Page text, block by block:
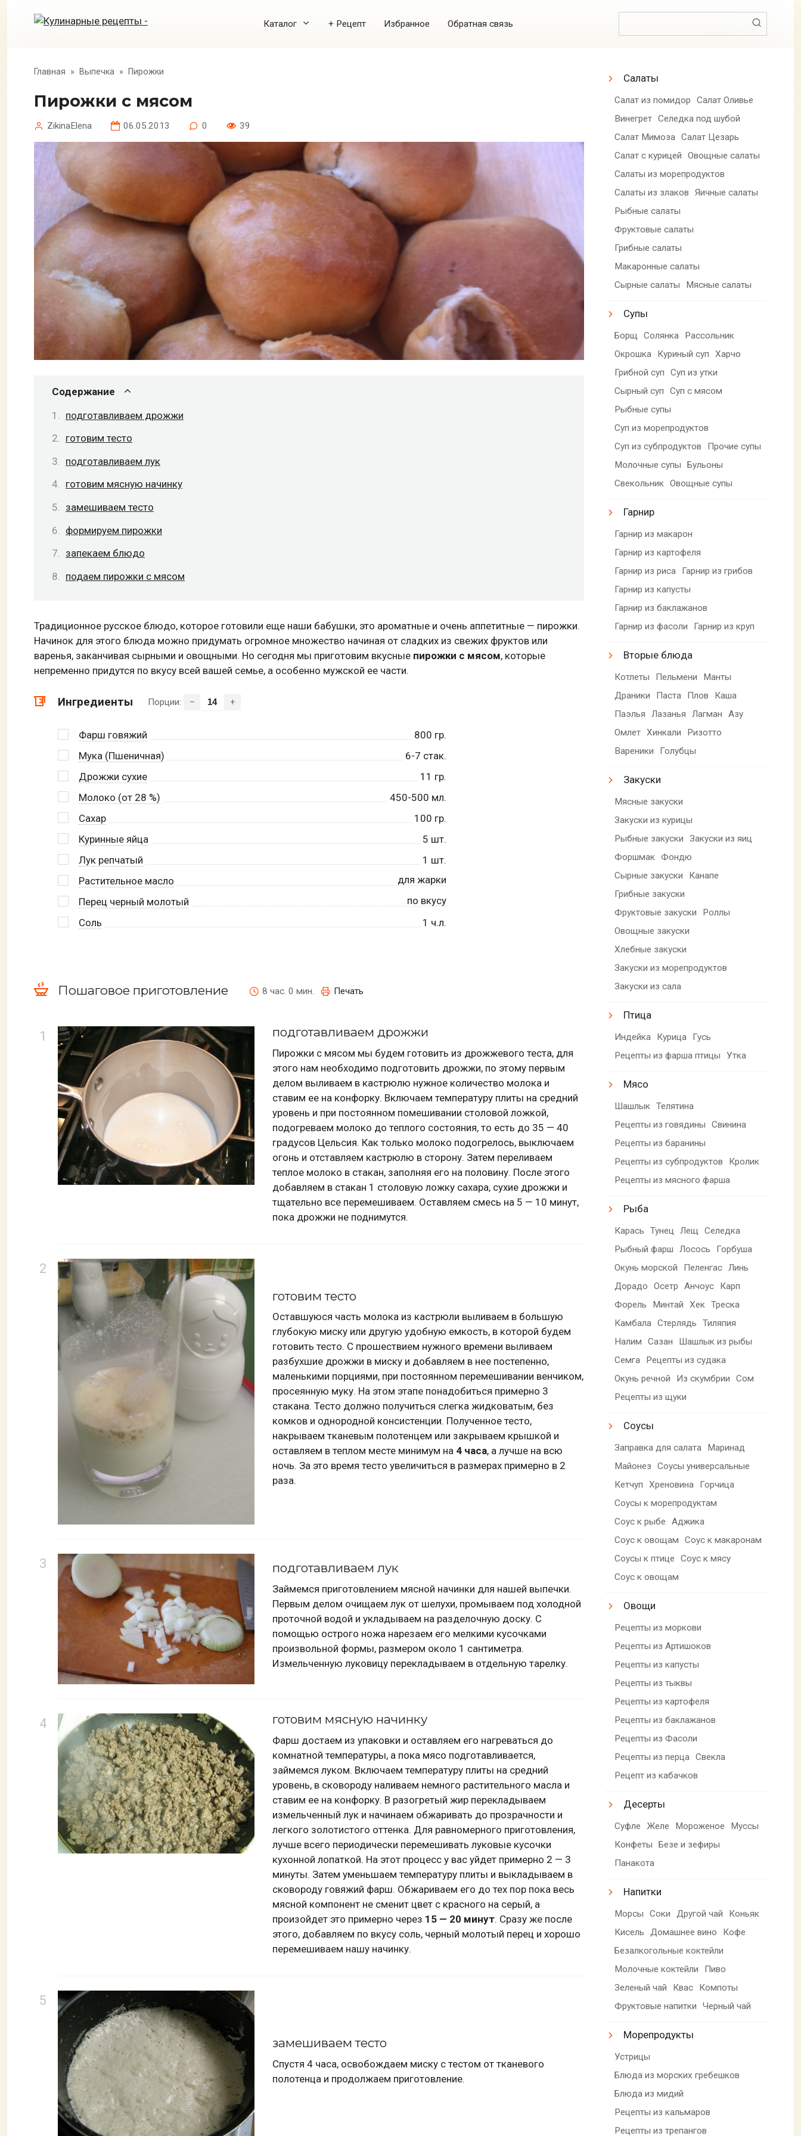
Каталог + Рецепт Избранное Обратная связь
Главная » Выпечка » Пирожки
Пирожки с мясом
ZikinaElena 06.05.2013 0 39
Содержание
подготавливаем дрожжи
готовим тесто
подготавливаем лук
готовим мясную начинку
замешиваем тесто
формируем пирожки
запекаем блюдо
подаем пирожки с мясом
Традиционное русское блюдо, которое готовили еще наши бабушки, это ароматные и очень аппетитные — пирожки.
Начинок для этого блюда можно придумать огромное множество начиная от сладких из свежих фруктов или
варенья, заканчивая сырными и овощными. Но сегодня мы приготовим вкусные пирожки с мясом, которые
непременно придутся по вкусу всей вашей семье, а особенно мужской ее части.
Ингредиенты Порции: – +
Фарш говяжий 800 гр.
Мука (Пшеничная)
6-7 стак.
Дрожжи сухие
11 гр.
Молоко (от 28 %)
450-500 мл.
Сахар
100 гр.
Куринные яйца
5 шт.
Лук репчатый
1 шт.
Растительное масло
для жарки
Перец черный молотый
по вкусу
Соль
1 ч.л.
Пошаговое приготовление 8 час. 0 мин. Печать
подготавливаем дрожжи
Пирожки с мясом мы будем готовить из дрожжевого теста, для
этого нам необходимо подготовить дрожжи, по этому первым
делом выливаем в кастрюлю нужное количество молока и
ставим ее на конфорку. Включаем температуру плиты на средний
уровень и при постоянном помешивании столовой ложкой,
подогреваем молоко до теплого состояния, то есть до 35 — 40
градусов Цельсия. Как только молоко подогрелось, выключаем
огонь и отставляем кастрюлю в сторону. Затем переливаем
теплое молоко в стакан, заполняя его на половину. После этого
добавляем в стакан 1 столовую ложку сахара, сухие дрожжи и
тщательно все перемешиваем. Оставляем смесь на 5 — 10 минут,
пока дрожжи не поднимутся.
готовим тесто
Оставшуюся часть молока из кастрюли выливаем в большую
глубокую миску или другую удобную емкость, в которой будем
готовить тесто. С прошествием нужного времени выливаем
разбухшие дрожжи в миску и добавляем в нее постепенно,
маленькими порциями, при постоянном перемешивании венчиком,
просеянную муку. На этом этапе понадобиться примерно 3
стакана. Тесто должно получиться слегка жидковатым, без
комков и однородной консистенции. Полученное тесто,
накрываем тканевым полотенцем или закрываем крышкой и
оставляем в теплом месте минимум на 4 часа, а лучше на всю
ночь. За это время тесто увеличиться в размерах примерно в 2
раза.
подготавливаем лук
Займемся приготовлением мясной начинки для нашей выпечки.
Первым делом очищаем лук от шелухи, промываем под холодной
проточной водой и укладываем на разделочную доску. С
помощью острого ножа нарезаем его мелкими кусочками
произвольной формы, размером около 1 сантиметра.
Измельченную луковицу перекладываем в отдельную тарелку.
готовим мясную начинку
Фарш достаем из упаковки и оставляем его нагреваться до
комнатной температуры, а пока мясо подготавливается,
займемся луком. Включаем температуру плиты на средний
уровень, в сковороду наливаем немного растительного масла и
ставим ее на конфорку. В разогретый жир перекладываем
измельченный лук и начинаем обжаривать до прозрачности и
легкого золотистого оттенка. Для равномерного приготовления,
лучше всего периодически перемешивать луковые кусочки
кухонной лопаткой. На этот процесс у вас уйдет примерно 2 — 3
минуты. Затем уменьшаем температуру плиты и выкладываем в
сковороду говяжий фарш. Обжариваем его до тех пор пока весь
мясной компонент не сменит цвет с красного на серый, а
произойдет это примерно через 15 — 20 минут. Сразу же после
этого, добавляем по вкусу соль, черный молотый перец и хорошо
перемешиваем нашу начинку.
замешиваем тесто
Спустя 4 часа, освобождаем миску с тестом от тканевого
полотенца и продолжаем приготовление.
Салаты
Салат из помидор
Салат Оливье
Винегрет Селедка под шубой
Салат Мимоза Салат Цезарь
Салат с курицей
Овощные салаты
Салаты из морепродуктов
Салаты из злаков
Яичные салаты
Рыбные салаты
Фруктовые салаты
Грибные салаты
Макаронные салаты
Сырные салаты
Мясные салаты
Супы
Борщ Солянка
Рассольник
Окрошка
Куриный суп
Харчо
Грибной суп
Суп из утки
Сырный суп
Суп с мясом
Рыбные супы
Суп из морепродуктов
Суп из субпродуктов
Прочие супы
Молочные супы
Бульоны
Свекольник Овощные супы
Гарнир
Гарнир из макарон
Гарнир из картофеля
Гарнир из риса
Гарнир из грибов
Гарнир из капусты
Гарнир из баклажанов
Гарнир из фасоли
Гарнир из круп
Вторые блюда
Котлеты Пельмени
Манты
Драники
Паста Плов
Каша
Паэлья
Лазанья Лагман
Азу
Омлет Хинкали
Ризотто
Вареники
Голубцы
Закуски
Мясные закуски
Закуски из курицы
Рыбные закуски
Закуски из яиц
Форшмак Фондю
Сырные закуски
Канапе
Грибные закуски
Фруктовые закуски
Роллы
Овощные закуски
Хлебные закуски
Закуски из морепродуктов
Закуски из сала
Птица
Индейка Курица
Гусь
Рецепты из фарша птицы
Утка
Мясо
Шашлык Телятина
Рецепты из говядины
Свинина
Рецепты из баранины
Рецепты из субпродуктов
Кролик
Рецепты из мясного фарша
Рыба
Карась Тунец Лещ
Селедка
Рыбный фарш
Лосось
Горбуша
Окунь морской
Пеленгас Линь
Дорадо
Осетр Анчоус
Карп
Форель
Минтай Хек Треска
Камбала Стерлядь
Тиляпия
Налим
Сазан
Шашлык из рыбы
Семга
Рецепты из судака
Окунь речной
Из скумбрии
Сом
Рецепты из щуки
Соусы
Заправка для салата
Маринад
Майонез
Соусы универсальные
Кетчуп
Хреновина
Горчица
Соусы к морепродуктам
Соус к рыбе
Аджика
Соус к овощам
Соус к макаронам
Соусы к птице
Соус к мясу
Соус к овощам
Овощи
Рецепты из моркови
Рецепты из Артишоков
Рецепты из капусты
Рецепты из тыквы
Рецепты из картофеля
Рецепты из баклажанов
Рецепты из Фасоли
Рецепты из перца Свекла
Рецепт из кабачков
Десерты
Суфле Желе Мороженое
Муссы
Конфеты
Безе и зефиры
Панакота
Напитки
Морсы Соки Другой чай
Коньяк
Кисель
Домашнее вино
Кофе
Безалкогольные коктейли
Молочные коктейли
Пиво
Зеленый чай
Квас
Компоты
Фруктовые напитки
Черный чай
Морепродукты
Устрицы
Блюда из морских гребешков
Блюда из мидий
Рецепты из кальмаров
Рецепты из трепангов